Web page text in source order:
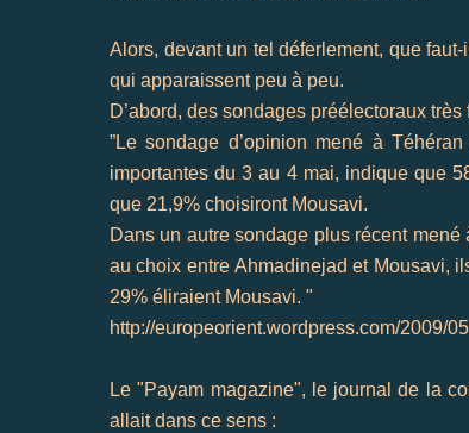
Alors, devant un tel déferlement, que
qui apparaissent peu à peu.
D’abord, des sondages préélectoraux très
”Le sondage d’opinion mené àTéhéran
importantes du 3 au 4 mai, indique que
que 21,9% choisiront Mousavi.
Dans un autre sondage plus récent mené
au choix entreAhmadinejad et Mousavi,
29% éliraient Mousavi. "
http://europeorient.wordpress.com/2009/
Le "Payam magazine", le journal de la
allait dans ce sens :